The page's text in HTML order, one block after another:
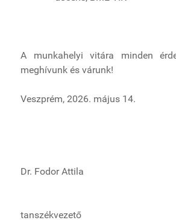
A munkahelyi vitára minden
meghívunk és várunk!
Veszprém, 2026. május 14.
Dr. Fodor Attila
tanszékvezető